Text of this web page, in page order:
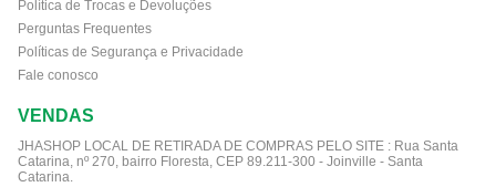
Política de Trocas e Devoluções
Perguntas Frequentes
Políticas de Segurança e Privacidade
Fale conosco
VENDAS
JHASHOP LOCAL DE RETIRADA DE COMPRAS PELO SITE : Rua Santa
Catarina, nº 270, bairro Floresta, CEP 89.211-300 - Joinville - Santa
Catarina.